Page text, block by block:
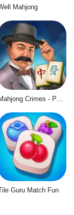
Mahjong
Guru Match Fun